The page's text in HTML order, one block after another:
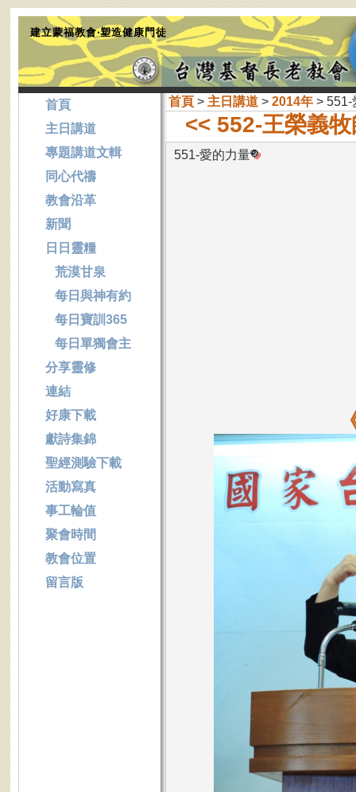
建立蒙福教會‧塑造健康門徒
首頁> 主日講道> 2014年> 551-
<< 552-王榮義
551-愛的力量
首頁
主日講道
專題講道文輯
同心代禱
教會沿革
新聞
日日靈糧
荒漠甘泉
每日與神有約
每日寶訓365
每日單獨會主
分享靈修
連結
好康下載
獻詩集錦
聖經測驗下載
活動寫真
事工輪值
聚會時間
教會位置
留言版